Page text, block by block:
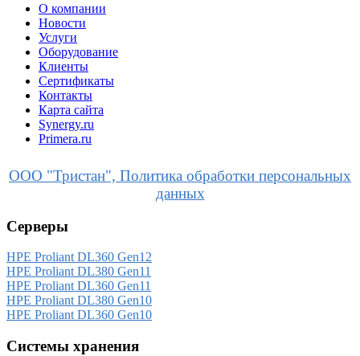
О компании
Новости
Услуги
Оборудование
Клиенты
Сертификаты
Контакты
Карта сайта
Synergy.ru
Primera.ru
ООО "Тристан", Политика обработки персональных
данных
Серверы
HPE Proliant DL360 Gen12
HPE Proliant DL380 Gen11
HPE Proliant DL360 Gen11
HPE Proliant DL380 Gen10
HPE Proliant DL360 Gen10
Системы хранения